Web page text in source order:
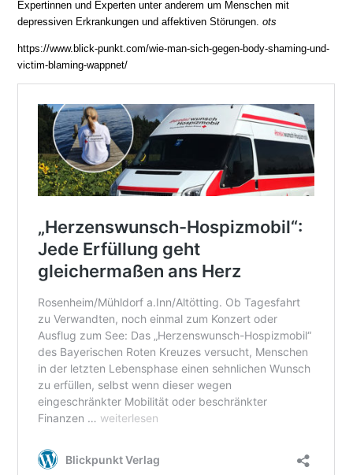
Expertinnen und Experten unter anderem um Menschen mit
depressiven Erkrankungen und affektiven Störungen.ots
https://www.blick-punkt.com/wie-man-sich-gegen-body-shaming-und-
victim-blaming-wappnet/